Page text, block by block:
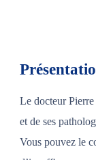
Le docteur
et de ses
Vous pouvez le